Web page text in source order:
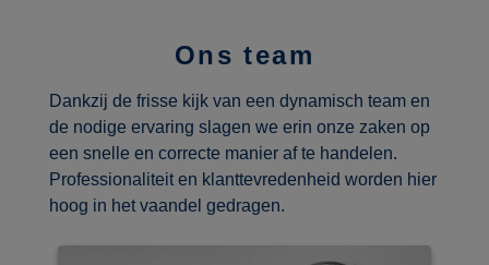
Ons team
Dankzij de frisse kijk van een dynamisch team en
de nodige ervaring slagen we erin onze zaken op
een snelle en correcte manier af te handelen.
Professionaliteit en klanttevredenheid worden hier
hoog in het vaandel gedragen.